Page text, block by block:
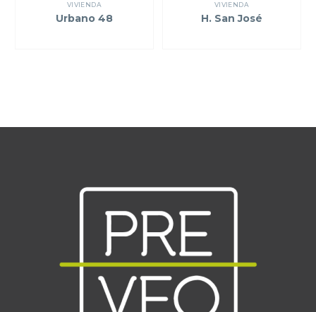
VIVIENDA
Urbano 48
VIVIENDA
H. San José